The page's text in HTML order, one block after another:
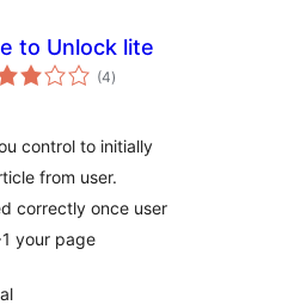
to Unlock lite
(4total
aprecieri
)
control to initially
from user.
correctly once user
your page